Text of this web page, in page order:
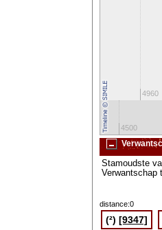
4960
4500
Stamoudste
Verwantschap
distance:0
(²)[9347]